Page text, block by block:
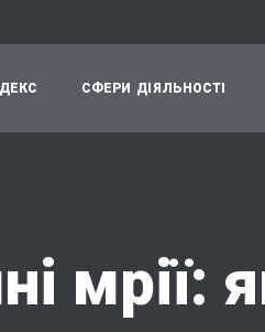
Д Е КС СФ Е Р И Д Я Л Ь Н ОСТ
мрії: